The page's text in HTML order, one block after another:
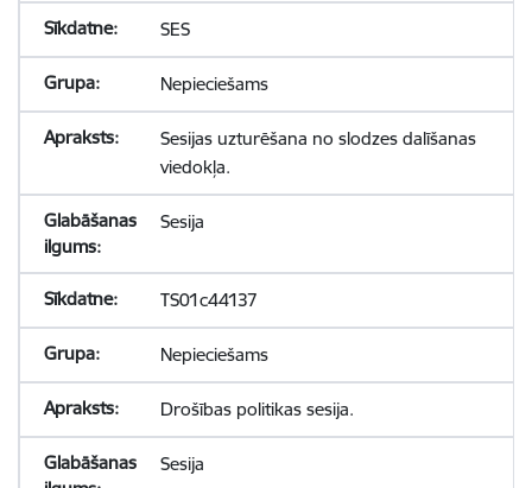
SES
Nepieciešams
Sesijas uzturēšana no slodzes dalīšanas
viedokļa.
Sesija
TS01c44137
Nepieciešams
Drošības politikas sesija.
Sesija